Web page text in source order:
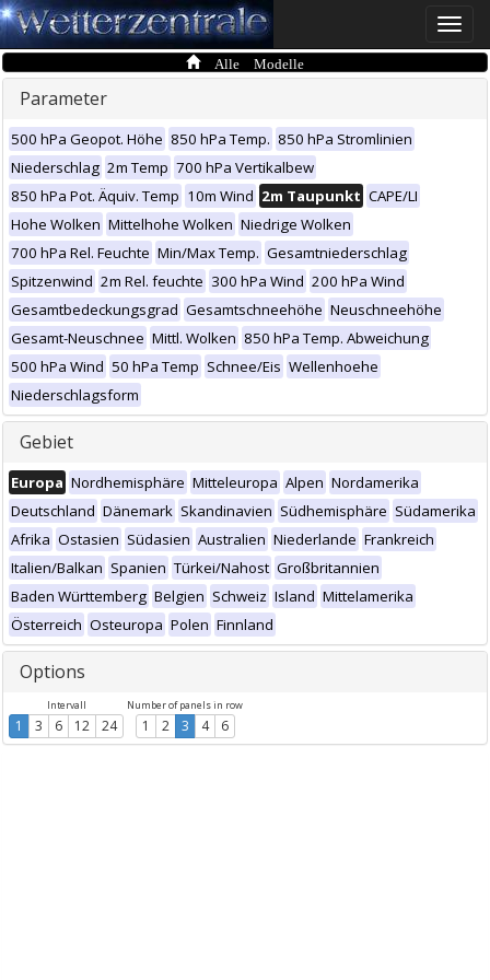
Toggle
Alle Modelle
Parameter
500 hPa Geopot. Höhe 850 hPa Temp. 850 hPa Stromlinien
Niederschlag 2m Temp 700 hPa Vertikalbew
850 hPa Pot. Äquiv. Temp 10m Wind 2m Taupunkt CAPE/LI
Hohe Wolken Mittelhohe Wolken Niedrige Wolken
700 hPa Rel. Feuchte Min/Max Temp. Gesamtniederschlag
Spitzenwind 2m Rel. feuchte 300 hPa Wind 200 hPa Wind
Gesamtbedeckungsgrad Gesamtschneehöhe Neuschneehöhe
Gesamt-Neuschnee Mittl. Wolken 850 hPa Temp. Abweichung
500 hPa Wind 50 hPa Temp Schnee/Eis Wellenhoehe
Niederschlagsform
Gebiet
Europa Nordhemisphäre Mitteleuropa Alpen Nordamerika
Deutschland Dänemark Skandinavien Südhemisphäre Südamerika
Afrika Ostasien Südasien Australien Niederlande Frankreich
Italien/Balkan Spanien Türkei/Nahost Großbritannien
Baden Württemberg Belgien Schweiz Island Mittelamerika
Österreich Osteuropa Polen Finnland
Options
Intervall
1 3 6 12 24
Number of panels in row
1 2 3 4 6